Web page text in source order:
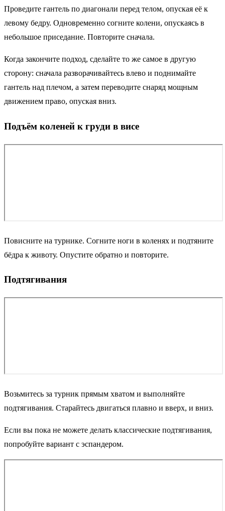
Проведите гантель по диагонали перед телом, опуская её к
левому бедру. Одновременно согните колени, опускаясь в
небольшое приседание. Повторите сначала.
Когда закончите подход, сделайте то же самое в другую
сторону: сначала разворачивайтесь влево и поднимайте
гантель над плечом, а затем переводите снаряд мощным
движением право, опуская вниз.
Подъём коленей к груди в висе
Повисните на турнике. Согните ноги в коленях и подтяните
бёдра к животу. Опустите обратно и повторите.
Подтягивания
Возьмитесь за турник прямым хватом и выполняйте
подтягивания. Старайтесь двигаться плавно и вверх, и вниз.
Если вы пока не можете делать классические подтягивания,
попробуйте вариант с эспандером.